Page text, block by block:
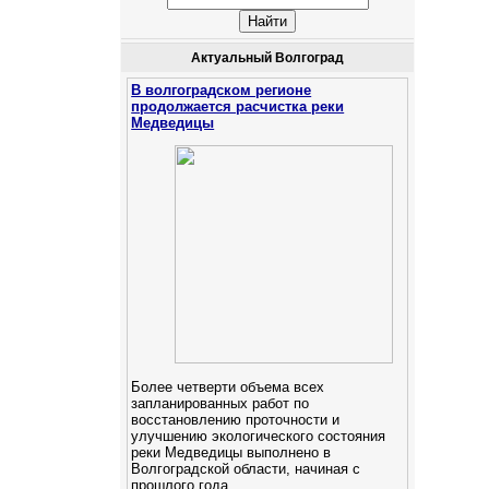
Актуальный Волгоград
В волгоградском регионе
продолжается расчистка реки
Медведицы
Более четверти объема всех
запланированных работ по
восстановлению проточности и
улучшению экологического состояния
реки Медведицы выполнено в
Волгоградской области, начиная с
прошлого года.